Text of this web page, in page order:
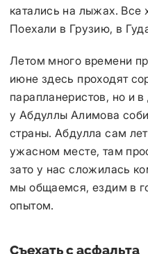
катались на лыжах. Все
Поехали в Грузию, в
Летом много времени
июне здесь проходят
парапланеристов, но и
у Абдуллы Алимова
страны. Абдулла сам
ужасном месте, там
зато у нас сложилась
мы общаемся, ездим в
опытом.
Съехать с асфальта